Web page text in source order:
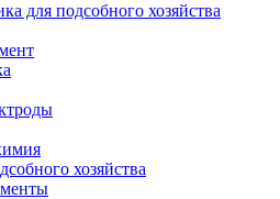
для подсобного хозяйства
хозяйства